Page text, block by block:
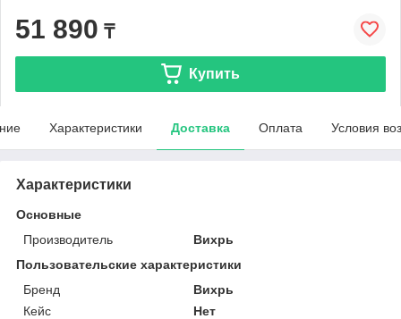
51 890 ₸
Купить
Характеристики Доставка Оплата Условия
Характеристики
Основные
Производитель
Вихрь
Пользовательские характеристики
Бренд
Вихрь
Кейс
Нет